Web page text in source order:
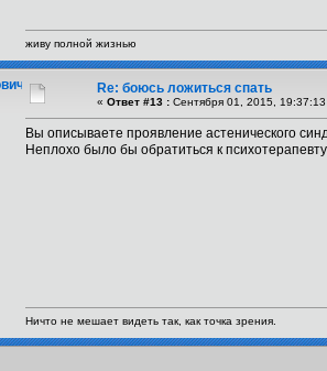
живу полной жизнью
Re: боюсь ложиться спать
« Ответ #13 : Сентября 01, 2015,
Вы описываете проявление астенического
Неплохо было бы обратиться к
Ничто не мешает видеть так, как точка зрения.